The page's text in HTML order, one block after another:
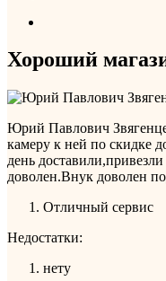
Хороший
Юрий Павлович
камеру к ней по скидке
день
доволен.Внук доволен
Отличный сервис
Недостатки:
нету